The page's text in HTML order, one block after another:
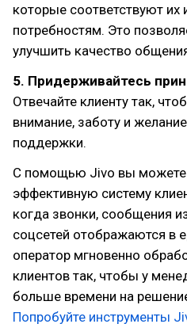
которые соответствуют их
потребностям. Это
улучшить качество
5. Придерживайтесь
Отвечайте клиенту так,
внимание, заботу и
поддержки.
С помощью Jivo вы можете
эффективную систему
когда звонки, сообщения
соцсетей отображаются в
оператор мгновенно
клиентов так, чтобы у
больше времени на
Попробуйте инструменты